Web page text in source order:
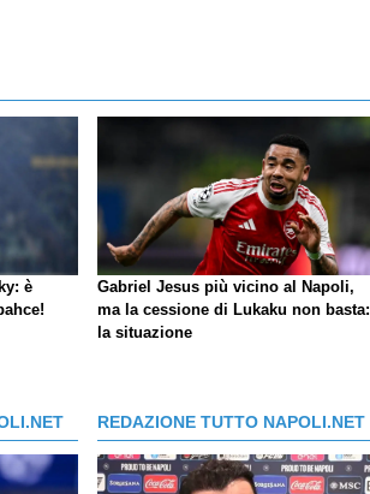
: è
Gabriel Jesus più vicino al Napoli,
ma la cessione di Lukaku non basta:
la situazione
REDAZIONE TUTTO NAPOLI.NET